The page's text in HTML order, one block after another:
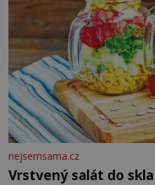
nejsemsama.cz
Vrstvený salát do skla